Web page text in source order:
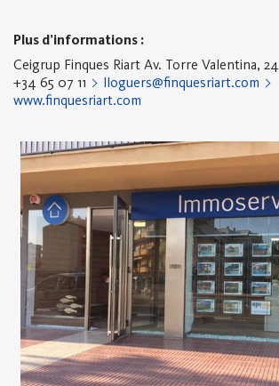
Plus d’informations :
Ceigrup Finques Riart Av. Torre Valentina, 24
+34 65 07 11
lloguers@finquesriart.com
www.finquesriart.com